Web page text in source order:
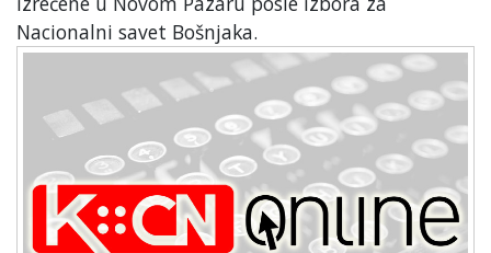
Nacionalni savet Bošnjaka.